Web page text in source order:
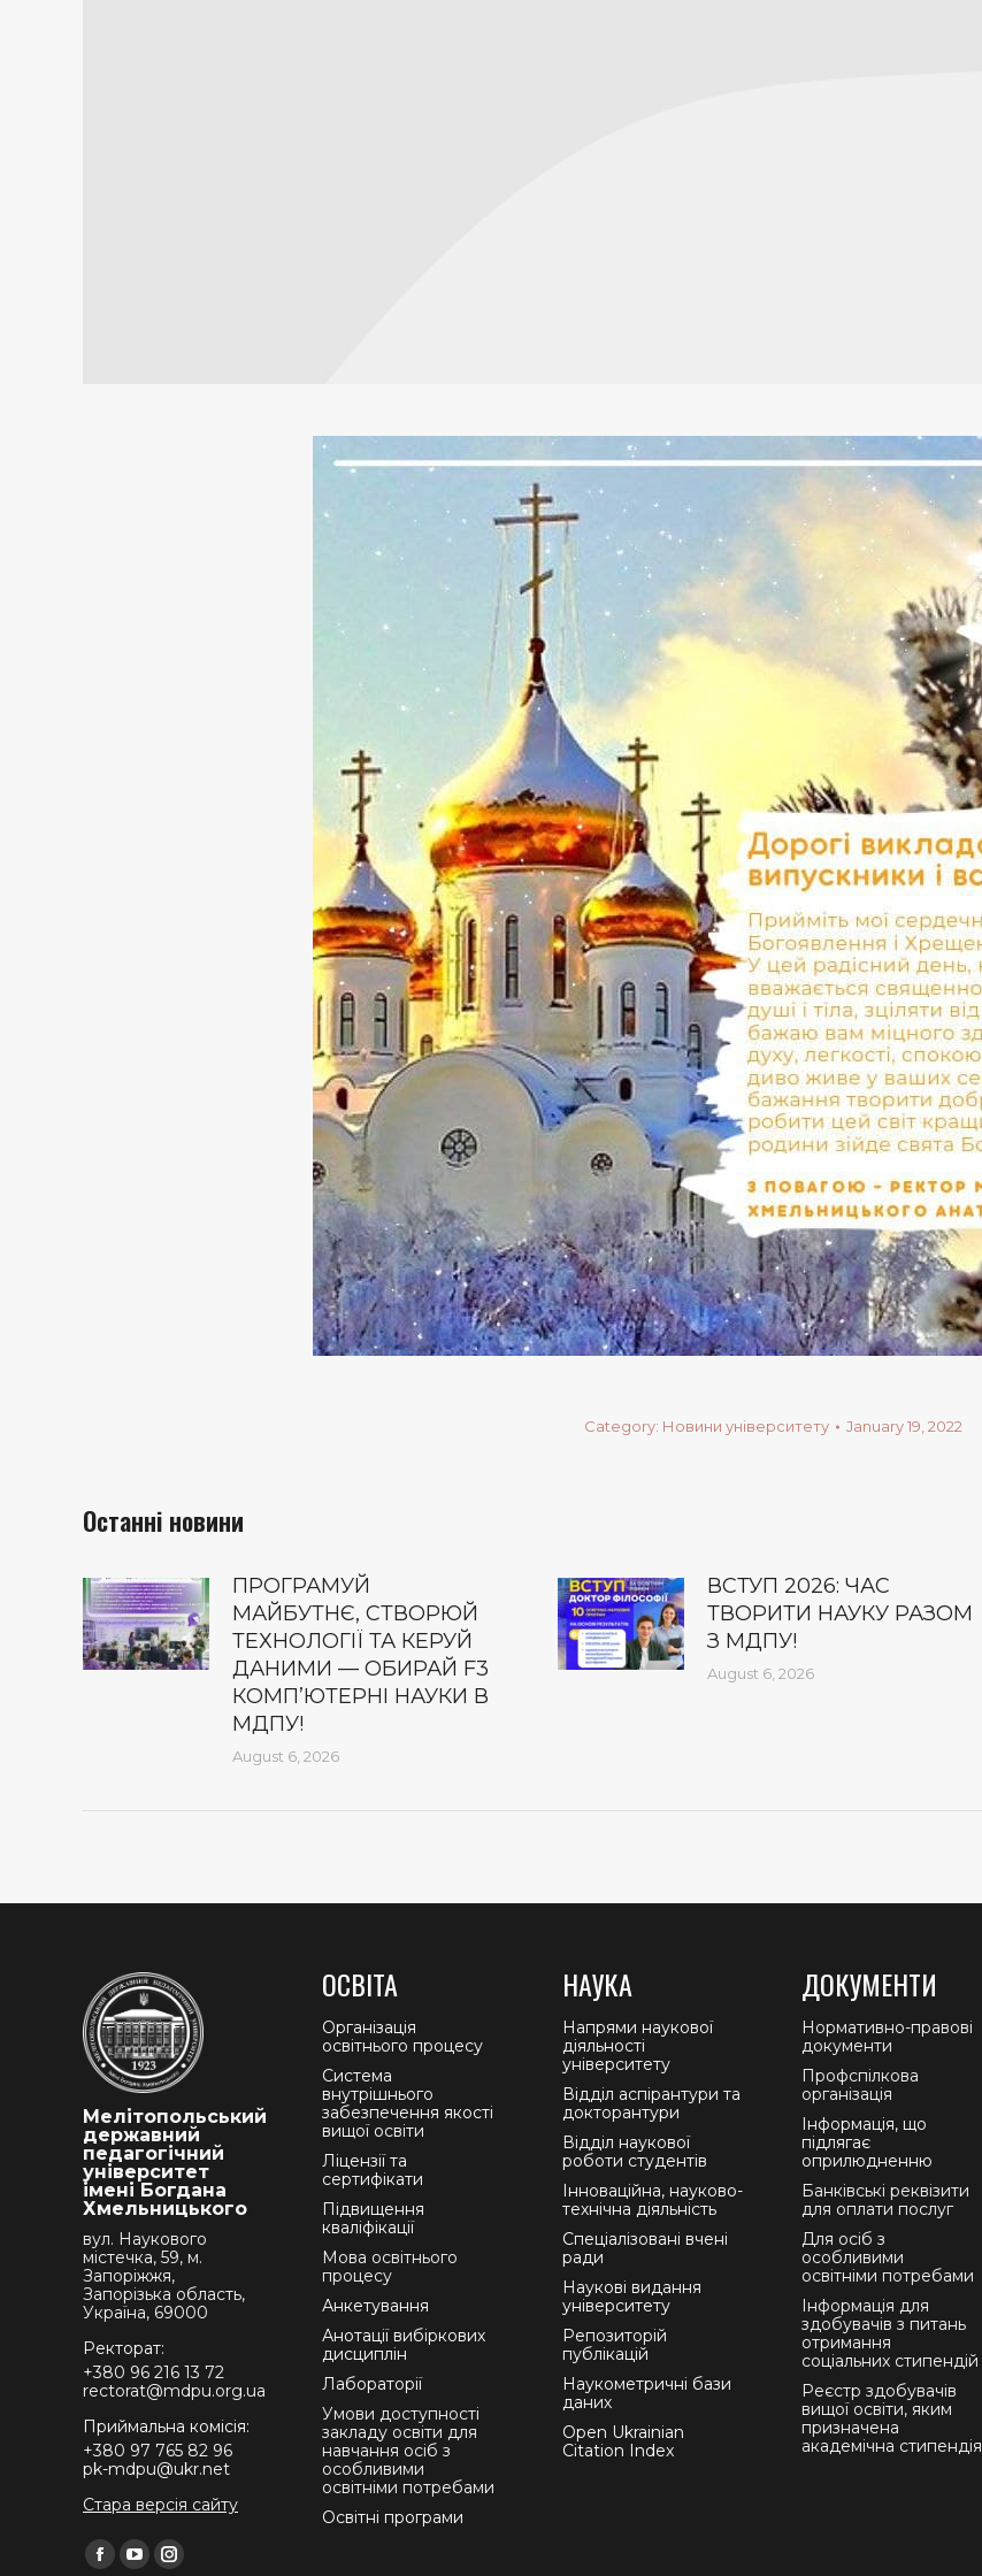
Category: Новини університету January 19, 2022
Останні новини
ПРОГРАМУЙ
МАЙБУТНЄ, СТВОРЮЙ
ТЕХНОЛОГІЇ ТА КЕРУЙ
ДАНИМИ — ОБИРАЙ F3
КОМП’ЮТЕРНІ НАУКИ В
МДПУ!
August 6, 2026
ВСТУП 2026: ЧАС
ТВОРИТИ НАУКУ РАЗОМ
З МДПУ!
August 6, 2026
Мелітопольський
державний
педагогічний
університет
імені Богдана
Хмельницького
вул. Наукового
містечка, 59, м.
Запоріжжя,
Запорізька область,
Україна, 69000
Ректорат:
+380 96 216 13 72
rectorat@mdpu.org.ua
Приймальна комісія:
+380 97 765 82 96
pk-mdpu@ukr.net
Стара версія сайту
Find us on:
Facebook
YouTubeInstagram
ОСВІТА
Організація
освітнього процесу
Система
внутрішнього
забезпечення якості
вищої освіти
Ліцензії та
сертифікати
Підвищення
кваліфікації
Мова освітнього
процесу
Анкетування
Анотації вибіркових
дисциплін
Лабораторії
Умови доступності
закладу освіти для
навчання осіб з
особливими
освітніми потребами
Освітні програми
НАУКА
Напрями наукової
діяльності
університету
Відділ аспірантури та
докторантури
Відділ наукової
роботи студентів
Інноваційна, науково-
технічна діяльність
Спеціалізовані вчені
ради
Наукові видання
університету
Репозиторій
публікацій
Наукометричні бази
даних
Open Ukrainian
Citation Index
ДОКУМЕНТИ
Нормативно-правові
документи
Профспілкова
організація
Інформація, що
підлягає
оприлюдненню
Банківські реквізити
для оплати послуг
Для осіб з
особливими
освітніми потребами
Інформація для
здобувачів з питань
отримання
соціальних стипендій
Реєстр здобувачів
вищої освіти, яким
призначена
академічна стипендія